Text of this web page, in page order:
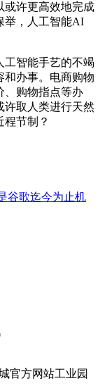
或许更高效地完成
举，人工智能AI
智能手艺的不竭
和办事。电商购物
、购物指点等办
许取人类进行天然
节制？
谷歌迄今为止机
官方网站工业园